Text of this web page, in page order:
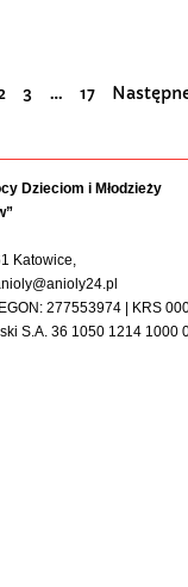
3 … 17
Dzieciom i Młodzieży
Katowice,
277553974 | KRS
S.A. 36 1050 1214 1000